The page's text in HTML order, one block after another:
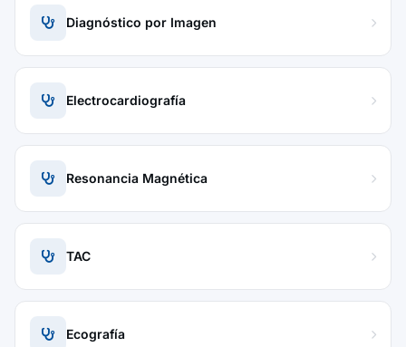
Diagnóstico por Imagen
Electrocardiografía
Resonancia Magnética
TAC
Ecografía